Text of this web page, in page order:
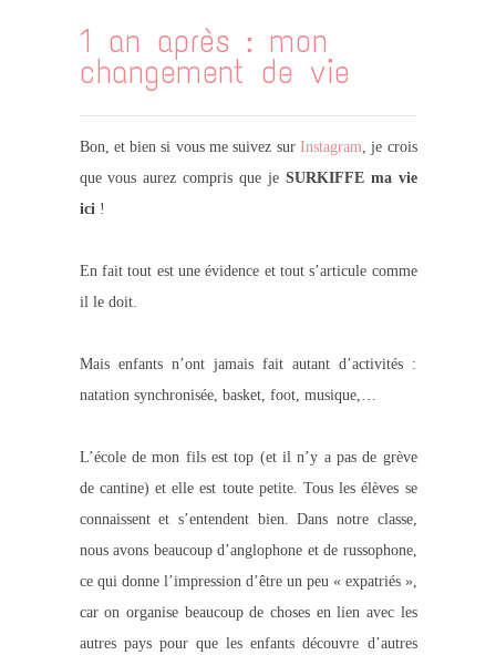
1 an après : mon
changement de vie
Bon, et bien si vous me suivez sur Instagram, je crois
que vous aurez compris que je SURKIFFE ma vie
ici!
En fait tout est une évidence et tout s’articule comme
il le doit.
Mais enfants n’ont jamais fait autant d’activités :
natation synchronisée, basket, foot, musique,…
L’école de mon fils est top (et il n’y a pas de grève
de cantine) et elle est toute petite. Tous les élèves se
connaissent et s’entendent bien. Dans notre classe,
nous avons beaucoup d’anglophone et de russophone,
ce qui donne l’impression d’être un peu « expatriés »,
car on organise beaucoup de choses en lien avec les
autres pays pour que les enfants découvre d’autres